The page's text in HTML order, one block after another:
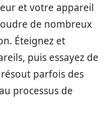
et votre appareil
de nombreux
Éteignez et
puis essayez de
parfois des
processus de